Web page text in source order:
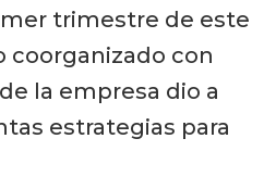
trimestre de este
coorganizado con
la empresa dio a
estrategias para